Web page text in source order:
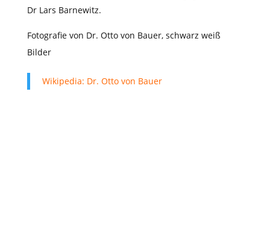
Dr Lars Barnewitz.
Fotografie von Dr. Otto von Bauer, schwarz weiß
Bilder
Wikipedia: Dr. Otto von Bauer